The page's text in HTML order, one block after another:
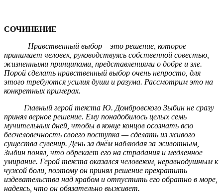
СОЧИНЕНИЕ
Нравственный выбор – это решение, которое
принимает человек, руководствуясь собственной совестью,
жизненными принципами, представлениями о добре и зле.
Порой сделать нравственный выбор очень непросто, для
этого требуются усилия души и разума. Рассмотрим это на
конкретных примерах.
Главный герой текста Ю. Домбровского Зыбин не сразу
принял верное решение. Ему понадобилось целых семь
мучительных дней, чтобы в конце концов осознать всю
бесчеловечность своего поступка — сделать из живого
существа сувенир. День за днём наблюдая за животным,
Зыбин понял, что обрекает его на страдания и медленное
умирание. Герой текста оказался человеком, неравнодушным к
чужой боли, поэтому он принял решение прекратить
издевательства над крабом и отпустить его обратно в море,
надеясь, что он обязательно выживет.